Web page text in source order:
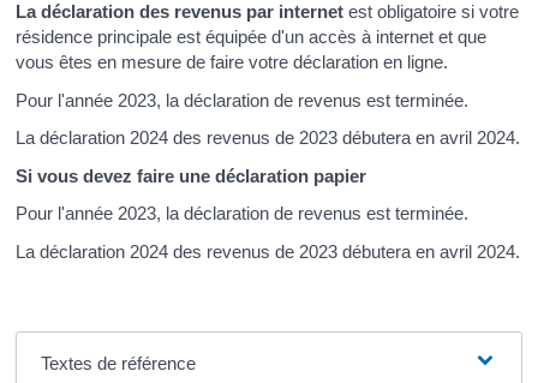
La déclaration des revenus par internet est obligatoire si votre
résidence principale est équipée d'un accès à internet et que
vous êtes en mesure de faire votre déclaration en ligne.
Pour l'année 2023, la déclaration de revenus est terminée.
La déclaration 2024 des revenus de 2023 débutera en avril 2024.
Si vous devez faire une déclaration papier
Pour l'année 2023, la déclaration de revenus est terminée.
La déclaration 2024 des revenus de 2023 débutera en avril 2024.
Textes de référence